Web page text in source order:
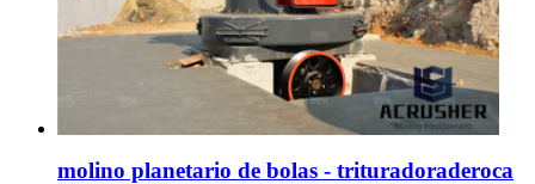
molino planetario de bolas - trituradoraderoca